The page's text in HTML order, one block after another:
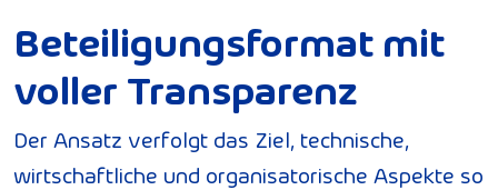
Beteiligungsformat mit
voller Transparenz
Der Ansatz verfolgt das Ziel, technische,
wirtschaftliche und organisatorische Aspekte so